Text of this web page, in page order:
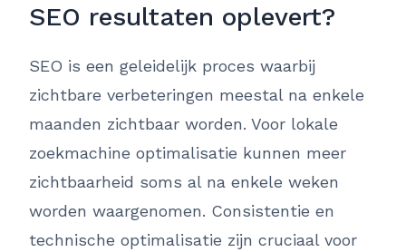
SEO resultaten oplevert?
SEO is een geleidelijk proces waarbij
zichtbare verbeteringen meestal na enkele
maanden zichtbaar worden. Voor lokale
zoekmachine optimalisatie kunnen meer
zichtbaarheid soms al na enkele weken
worden waargenomen. Consistentie en
technische optimalisatie zijn cruciaal voor